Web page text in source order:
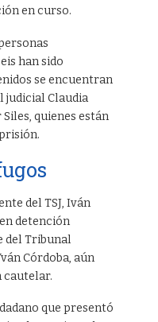
en curso.
han sido
se encuentran
judicial Claudia
quienes están
del TSJ, Iván
detención
del Tribunal
Córdoba, aún
cautelar.
que presentó